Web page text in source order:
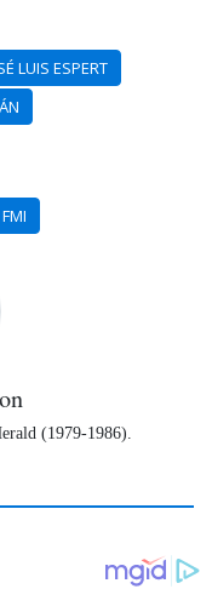
LUIS ESPERT
FMI
(1979-1986).